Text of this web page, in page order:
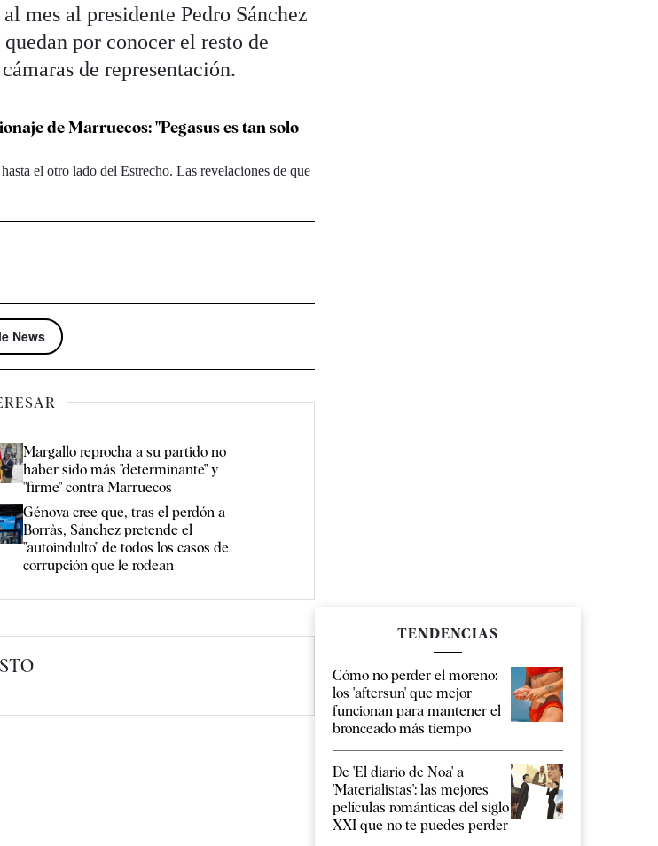
mes al presidente Pedro Sánchez
por conocer el resto de
de representación.
de Marruecos: "Pegasus es tan solo
el otro lado del Estrecho. Las revelaciones de que
News
Margallo reprocha a su partido no
haber sido más "determinante" y
"firme" contra Marruecos
Génova cree que, tras el perdón a
Borràs, Sánchez pretende el
"autoindulto" de todos los casos de
corrupción que le rodean
TENDENCIAS
Cómo no perder el moreno:
los 'aftersun' que mejor
funcionan para mantener el
bronceado más tiempo
De 'El diario de Noa' a
'Materialistas': las mejores
películas románticas del siglo
XXI que no te puedes perder